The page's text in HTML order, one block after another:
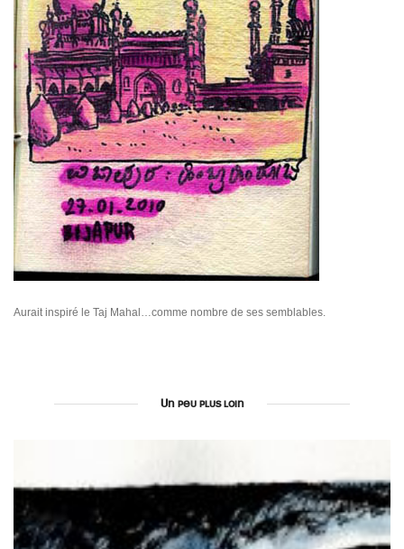
Aurait inspiré le Taj Mahal…comme nombre de ses semblables.
Un peu plus loin